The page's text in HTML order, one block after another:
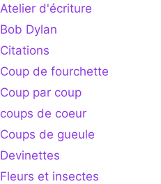
Atelier d'écriture
Bob Dylan
Citations
Coup de fourchette
Coup par coup
coups de coeur
Coups de gueule
Devinettes
Fleurs et insectes